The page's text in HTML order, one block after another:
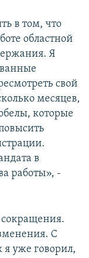
в том, что
областной
Я
свой
месяцев,
которые
в
работы», -
сокращения.
С
я уже говорил,